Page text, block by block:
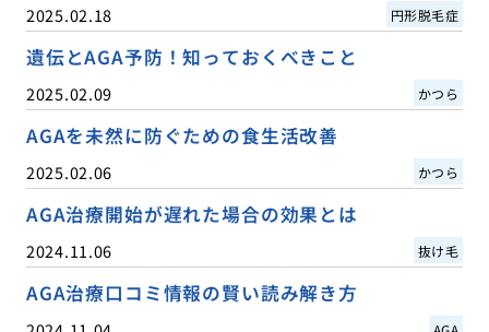
2025.02.18 円形脱毛症
遺伝とAGA予防！知っておくべきこと
2025.02.09 かつら
AGAを未然に防ぐための食生活改善
2025.02.06 かつら
AGA治療開始が遅れた場合の効果とは
2024.11.06 抜け毛
AGA治療口コミ情報の賢い読み解き方